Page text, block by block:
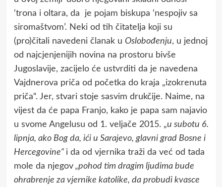
‘trona i oltara, da je pojam biskupa ‘nespojiv sa
siromaštvom’. Neki od tih čitatelja koji su
(pro)čitali navedeni članak u Oslobođenju, u jednoj
od najcjenjenijih novina na prostoru bivše
Jugoslavije, zacijelo će ustvrditi da je navedena
Vajdnerova priča od početka do kraja „izokrenuta
priča“. Jer, stvari stoje sasvim drukčije. Naime, na
vijest da će papa Franjo, kako je papa sam najavio
u svome Angelusu od 1. veljače 2015. „u subotu 6.
lipnja, ako Bog da, ići u Sarajevo, glavni grad Bosne i
Hercegovine“ i da od vjernika traži da već od tada
mole da njegov„pohod tim dragim ljudima bude
ohrabrenje za vjernike katolike, da probudi kvasce